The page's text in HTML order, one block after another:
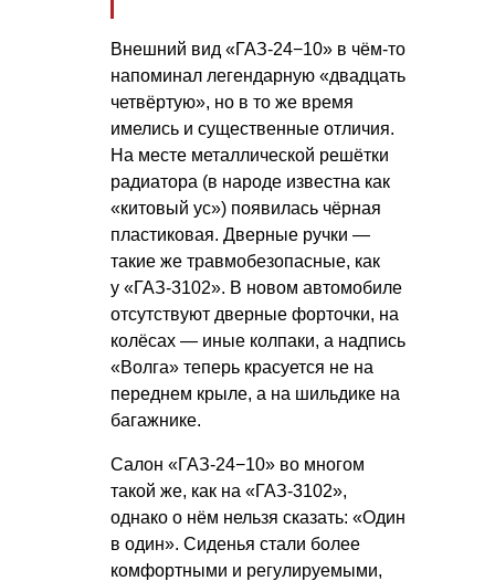
Внешний вид «ГАЗ-24−10» в чём-то
напоминал легендарную «двадцать
четвёртую», но в то же время
имелись и существенные отличия.
На месте металлической решётки
радиатора (в народе известна как
«китовый ус») появилась чёрная
пластиковая. Дверные ручки —
такие же травмобезопасные, как
у «ГАЗ-3102». В новом автомобиле
отсутствуют дверные форточки, на
колёсах — иные колпаки, а надпись
«Волга» теперь красуется не на
переднем крыле, а на шильдике на
багажнике.
Салон «ГАЗ-24−10» во многом
такой же, как на «ГАЗ-3102»,
однако о нём нельзя сказать: «Один
в один». Сиденья стали более
комфортными и регулируемыми,